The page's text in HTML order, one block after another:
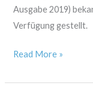
Ausgabe 2019)
Verfügung gestellt.
Read More »